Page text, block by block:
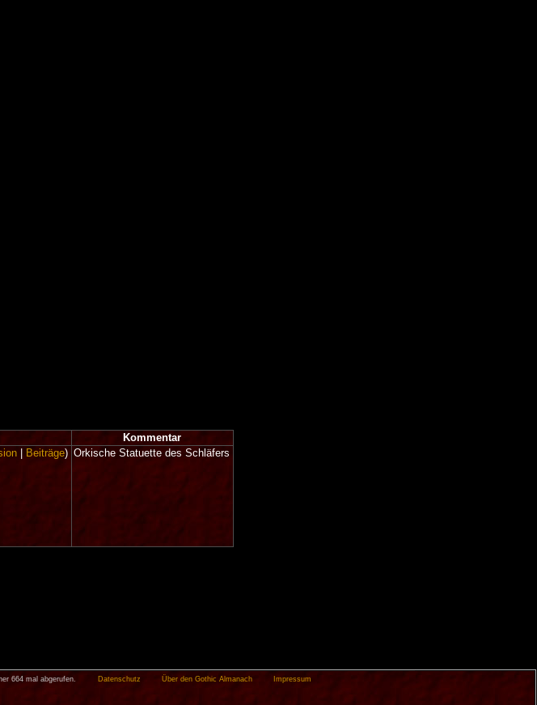
Kommentar
Beiträge) Orkische Statuette des Schläfers
664 mal abgerufen. Datenschutz Über den Gothic Almanach Impressum